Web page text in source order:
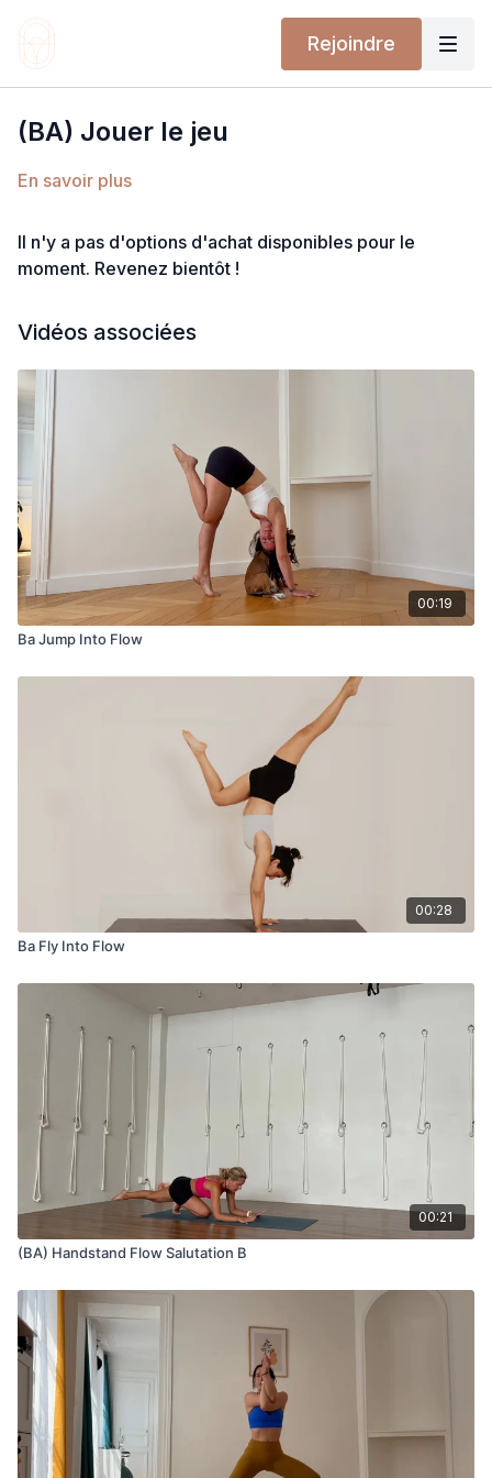
Rejoindre
(BA) Jouer le jeu
En savoir plus
Il n'y a pas d'options d'achat disponibles pour le
moment. Revenez bientôt !
Vidéos associées
00:19
Ba Jump Into Flow
00:28
Ba Fly Into Flow
00:21
(BA) Handstand Flow Salutation B